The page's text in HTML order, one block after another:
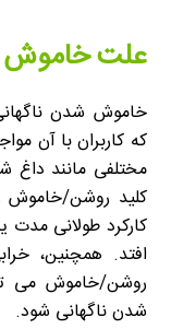
علت خاموش
خاموش شدن
که کاربران با آن
مختلفی مانند داغ
کلید روشن/خاموش
کارکرد طولانی مدت
افتد. همچنین،
روشن/خاموش می
شدن ناگهانی شود.